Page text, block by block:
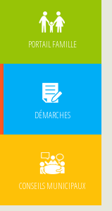
PORTAIL FAMILLE
DÉMARCHES
CONSEILS MUNICIPAUX